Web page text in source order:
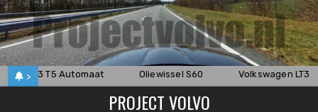
Skip
to
content
>
850 2.3 T5 Automaat Oliewissel S60 Volkswagen
PROJECT VOLVO